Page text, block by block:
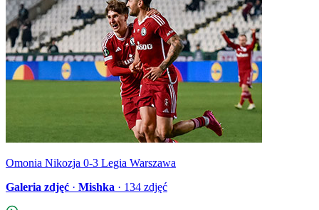
Omonia Nikozja 0-3 Legia Warszawa
Galeria zdjęć · Mishka · 134 zdjęć